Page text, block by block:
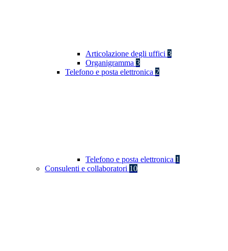
Articolazione degli uffici 3
Organigramma 3
Telefono e posta elettronica 2
Telefono e posta elettronica 1
Consulenti e collaboratori 10